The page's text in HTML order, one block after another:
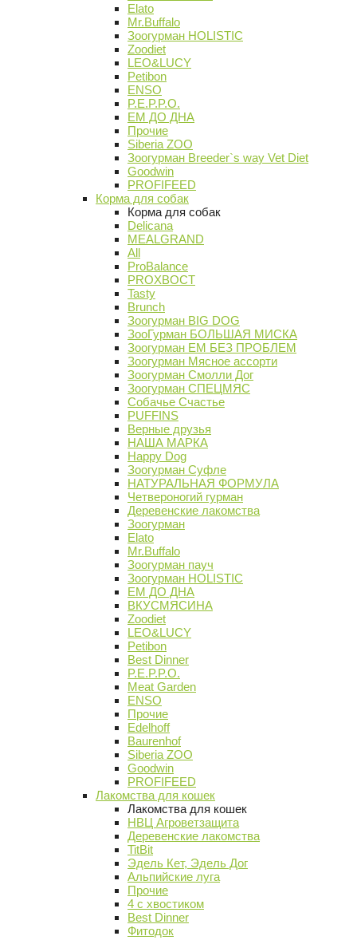
Elato
Mr.Buffalo
Зоогурман HOLISTIC
Zoodiet
LEO&LUCY
Petibon
ENSO
P.E.P.P.O.
ЕМ ДО ДНА
Прочие
Siberia ZOO
Зоогурман Breeder`s way Vet Diet
Goodwin
PROFIFEED
Корма для собак
Корма для собак
Delicana
MEALGRAND
All
ProBalance
PROХВОСТ
Tasty
Brunch
Зоогурман BIG DOG
ЗооГурман БОЛЬШАЯ МИСКА
Зоогурман ЕМ БЕЗ ПРОБЛЕМ
Зоогурман Мясное ассорти
Зоогурман Смолли Дог
Зоогурман СПЕЦМЯС
Собачье Счастье
PUFFINS
Верные друзья
НАША МАРКА
Happy Dog
Зоогурман Суфле
НАТУРАЛЬНАЯ ФОРМУЛА
Четвероногий гурман
Деревенские лакомства
Зоогурман
Elato
Mr.Buffalo
Зоогурман пауч
Зоогурман HOLISTIC
ЕМ ДО ДНА
ВКУСМЯСИНА
Zoodiet
LEO&LUCY
Petibon
Best Dinner
P.E.P.P.O.
Meat Garden
ENSO
Прочие
Edelhoff
Baurenhof
Siberia ZOO
Goodwin
PROFIFEED
Лакомства для кошек
Лакомства для кошек
НВЦ Агроветзащита
Деревенские лакомства
TitBit
Эдель Кет, Эдель Дог
Альпийские луга
Прочие
4 с хвостиком
Best Dinner
Фитодок